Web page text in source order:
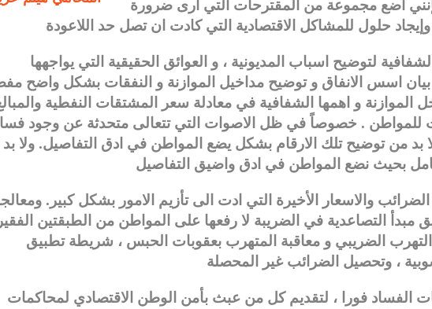
فإنني اضع مجموعة من المقترحات التي ارى ضرورة
لتوضيح اسباب المديونية ، و العوائق الحقيقية التي يواجهها
بيان اسس الانفاق و توضيح مداخيل الموازنة و النفقات بشكل واضح
الموازنة و اهمها الشفافية في معادلة سعر المشتقات النفطية
للمواطن . خصوصاً في ظل الاصوات التي تتعالى متحدثة عن وجود
بد من توضيح تلك الارقام بشكل يضع المواطن في ادق التفاصيل. ولا بد
بحيث نضع المواطن في ادق واضيق التفاصيل
والاسعار الأخيرة التي ادت الى تأزيم الامور بشكل كبير.
مبدأ التصاعدية في الضريبة لا رفعها على المواطن من الطبقتين
الضريبي و معاقبة المتهرب بعقوبات الحبس ، شريطة تطبيق
الفساد فورا ، لتقديم كل من عبث بأمن الوطن الاقتصادي لمحاكمات